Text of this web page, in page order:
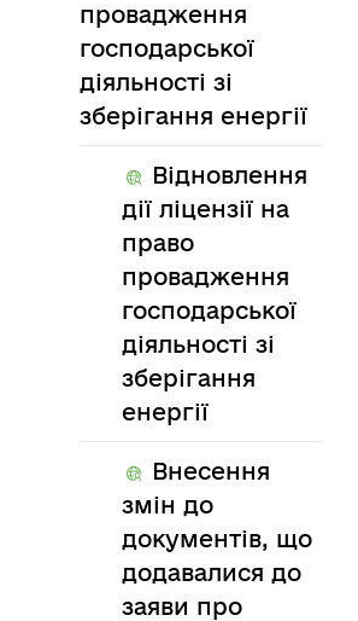
провадження
господарської
діяльності зі
зберігання енергії
Відновлення
дії ліцензії на
право
провадження
господарської
діяльності зі
зберігання
енергії
Внесення
змін до
документів, що
додавалися до
заяви про